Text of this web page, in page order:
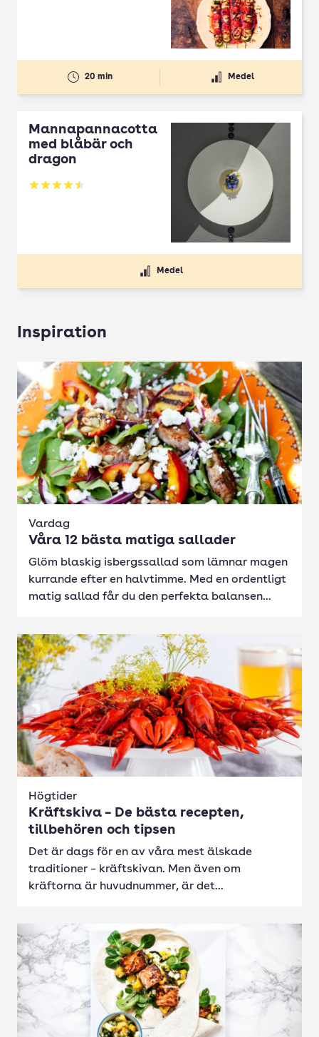
20 min Medel
Mannapannacotta
med blåbär och
dragon
Betyg: 4.5 av 5
Medel
Inspiration
Vardag
Våra 12 bästa matiga sallader
Glöm blaskig isbergssallad som lämnar magen
kurrande efter en halvtimme. Med en ordentligt
matig sallad får du den perfekta balansen...
Högtider
Kräftskiva – De bästa recepten,
tillbehören och tipsen
Det är dags för en av våra mest älskade
traditioner – kräftskivan. Men även om
kräftorna är huvudnummer, är det...